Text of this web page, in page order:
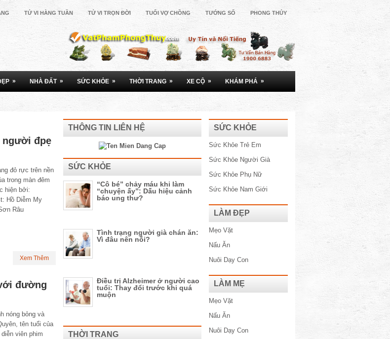
TỬ VI HÀNG TUẦN TỬ VI TRỌN ĐỜI TUỔI VỢ CHỒNG TƯỚNG SỐ PHONG THỦY
» NHÀ ĐẤT » SỨC KHỎE » THỜI TRANG » XE CỘ » KHÁM PHÁ »
người đpẹ
đỏ rực trên nền
trong màn đêm
hiện bởi:
Hồ Diễm My
Râu
Xem Thêm
đường
nóng bỏng và
tên tuổi của
viên phim
THÔNG TIN LIÊN HỆ
SỨC KHỎE
“Cô bé” chảy máu khi làm
“chuyện ấy”: Dấu hiệu cảnh
báo ung thư?
Tình trạng người già chán ăn:
Vì đâu nên nỗi?
Điều trị Alzheimer ở người cao
tuổi: Thay đổi trước khi quá
muộn
THỜI TRANG
SỨC KHỎE
Sức Khỏe Trẻ Em
Sức Khỏe Người Già
Sức Khỏe Phụ Nữ
Sức Khỏe Nam Giới
LÀM ĐẸP
Mẹo Vặt
Nấu Ăn
Nuôi Dạy Con
LÀM MẸ
Mẹo Vặt
Nấu Ăn
Nuôi Dạy Con